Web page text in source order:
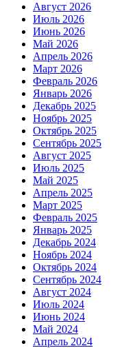
Август 2026
Июль 2026
Июнь 2026
Май 2026
Апрель 2026
Март 2026
Февраль 2026
Январь 2026
Декабрь 2025
Ноябрь 2025
Октябрь 2025
Сентябрь 2025
Август 2025
Июль 2025
Май 2025
Апрель 2025
Март 2025
Февраль 2025
Январь 2025
Декабрь 2024
Ноябрь 2024
Октябрь 2024
Сентябрь 2024
Август 2024
Июль 2024
Июнь 2024
Май 2024
Апрель 2024